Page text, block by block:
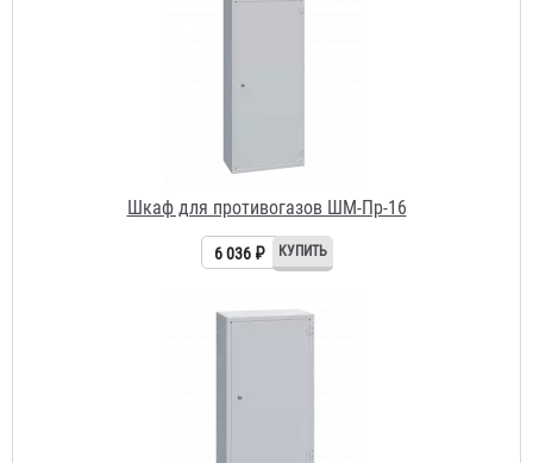
6 036 ₽
4 868 ₽